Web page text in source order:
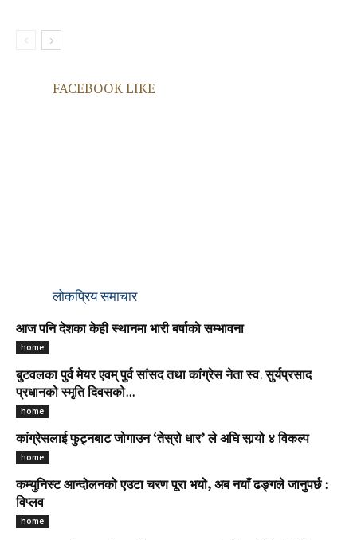
FACEBOOK LIKE
लोकप्रिय समाचार
आज पनि देशका केही स्थानमा भारी बर्षाकाे सम्भावना
home
बुटवलका पुर्व मेयर एवम् पुर्व सांसद तथा कांग्रेस नेता स्व. सुर्यप्रसाद
प्रधानको स्मृति दिवसको...
home
कांग्रेसलाई फुट्नबाट जोगाउन ‘तेस्रो धार’ ले अघि सार्‍यो ४ विकल्प
home
कम्युनिस्ट आन्दोलनको एउटा चरण पूरा भयो, अब नयाँ ढङ्गले जानुपर्छ :
विप्लव
home